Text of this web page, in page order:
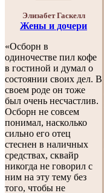
Элизабет Гаскелл
Жены и дочери
«Осборн в
одиночестве пил кофе
в гостиной и думал о
состоянии своих дел. В
своем роде он тоже
был очень несчастлив.
Осборн не совсем
понимал, насколько
сильно его отец
стеснен в наличных
средствах, сквайр
никогда не говорил с
ним на эту тему без
того, чтобы не